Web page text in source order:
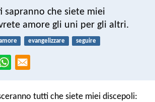
sapranno che siete miei
amore gli uni per gli altri.
evangelizzare seguire
tutti che siete miei discepoli: